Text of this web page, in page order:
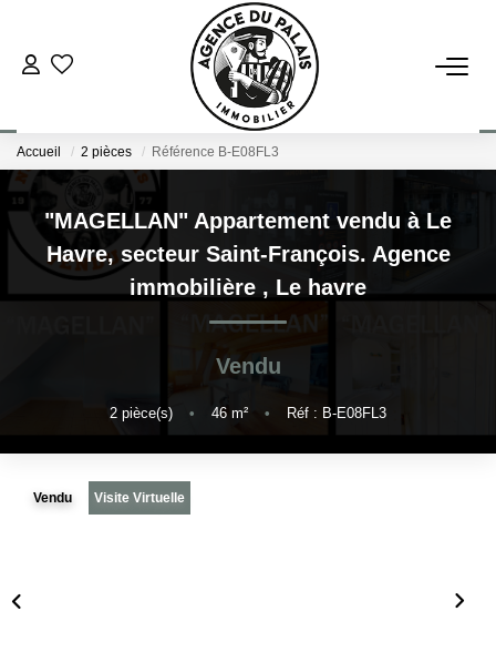
NOS BIENS
ESTIMATION
BLOG : NOS ACTUS IMMO !
Accueil 2 pièces Référence B-E08FL3
"MAGELLAN" Appartement vendu à Le
Havre, secteur Saint-François. Agence
immobilière , Le havre
Vendu
2 pièce(s) • 46 m² • Réf : B-E08FL3
Vendu Visite Virtuelle